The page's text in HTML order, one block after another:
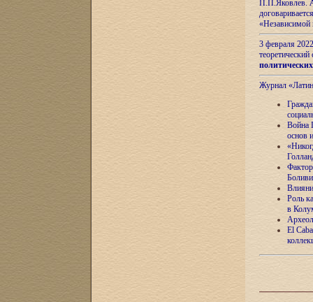
П.П.Яковлев.
«Независимой
3 февраля
теоретический
Журнал
Война
основ
Роль
в
El